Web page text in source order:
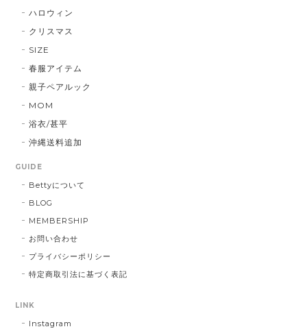
ハロウィン
クリスマス
SIZE
春服アイテム
親子ペアルック
MOM
浴衣/甚平
沖縄送料追加
GUIDE
Bettyについて
BLOG
MEMBERSHIP
お問い合わせ
プライバシーポリシー
特定商取引法に基づく表記
LINK
Instagram